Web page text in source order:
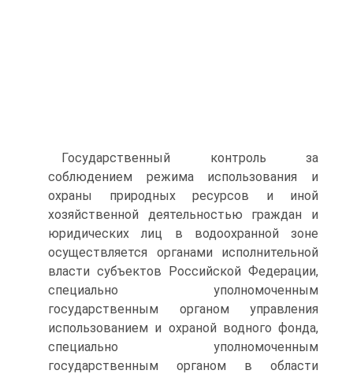
Государственный контроль за
соблюдением режима использования и
охраны природных ресурсов и иной
хозяйственной деятельностью граж­дан и
юридических лиц в водоохранной зоне
осуществляется органами ис­полнительной
власти субъектов Российской Федерации,
специально уполномоченным
государственным органом управления
использованием и охраной водного фонда,
специально уполномоченным
государственным органом в области